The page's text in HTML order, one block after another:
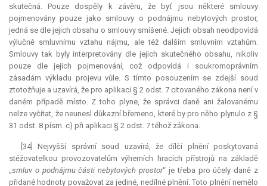
skutečná. Pouze dospěly k závěru, že byť jsou některé smlouvy
pojmenovány pouze jako smlouvy o podnájmu nebytových prostor,
jedná se dle jejich obsahu o smlouvy smíšené. Jejich obsah neodpovídá
výlučně smluvnímu vztahu nájmu, ale též dalším smluvním vztahům.
Smlouvy tak byly interpretovány dle jejich skutečného obsahu, nikoliv
pouze dle jejich pojmenování, což odpovídá i soukromoprávním
zásadám výkladu projevu vůle. S tímto posouzením se zdejší soud
ztotožňuje a uzavírá, že pro aplikaci § 2 odst. 7 citovaného zákona není v
daném případě místo. Z toho plyne, že správci daně ani žalovanému
nelze vyčítat, že neunesl důkazní břemeno, které by pro něho plynulo z §
31 odst. 8 písm. c) při aplikaci § 2 odst. 7 téhož zákona.
[34] Nejvyšší správní soud uzavírá, že dílčí plnění poskytovaná
stěžovatelkou provozovatelům výherních hracích přístrojů na základě
„smluv o podnájmu části nebytových prostor“ je třeba pro účely daně z
přidané hodnoty považovat za jediné, nedílné plnění. Toto plnění nemělo